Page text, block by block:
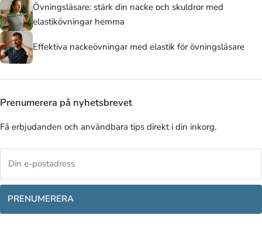
Övningsläsare: stärk din nacke och skuldror med
elastikövningar hemma
Effektiva nackeövningar med elastik för övningsläsare
Prenumerera på nyhetsbrevet
Få erbjudanden och användbara tips direkt i din inkorg.
PRENUMERERA